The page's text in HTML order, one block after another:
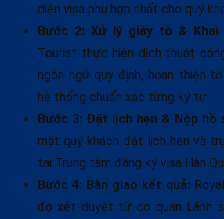
diện visa phù hợp nhất cho quý
Bước 2: Xử lý giấy tờ & Khai
Tourist thực hiện dịch thuật
ngôn ngữ quy định, hoàn thiện
hệ thống chuẩn xác từng ký tự.
Bước 3: Đặt lịch hẹn & Nộp hồ
mặt quý khách đặt lịch hẹn và
tại Trung tâm đăng ký visa Hàn
Bước 4: Bàn giao kết quả:
độ xét duyệt từ cơ quan Lãnh